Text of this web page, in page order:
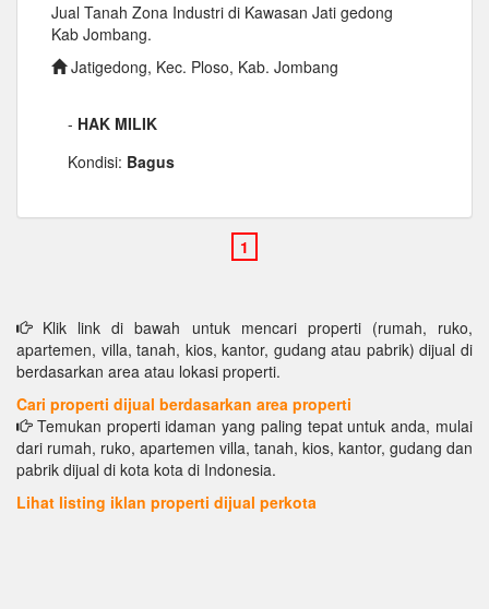
Jual Tanah Zona Industri di Kawasan Jati gedong
Kab Jombang.
Jatigedong, Kec. Ploso, Kab. Jombang
- HAK MILIK
Kondisi: Bagus
Klik link di bawah untuk mencari properti (rumah, ruko,
apartemen, villa, tanah, kios, kantor, gudang atau pabrik) dijual di
berdasarkan area atau lokasi properti.
Cari properti dijual berdasarkan area properti
Temukan properti idaman yang paling tepat untuk anda, mulai
dari rumah, ruko, apartemen villa, tanah, kios, kantor, gudang dan
pabrik dijual di kota kota di Indonesia.
Lihat listing iklan properti dijual perkota